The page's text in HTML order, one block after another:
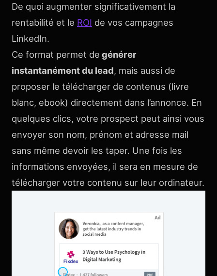
De quoi augmenter significativement la
rentabilité et le ROI de vos campagnes
LinkedIn.
Ce format permet de générer
instantanément du lead, mais aussi de
proposer le télécharger de contenus (livre
blanc, ebook) directement dans l’annonce. En
quelques clics, votre prospect peut ainsi vous
envoyer son nom, prénom et adresse mail
sans même devoir les taper. Une fois les
informations envoyées, il sera en mesure de
télécharger votre contenu sur leur ordinateur.